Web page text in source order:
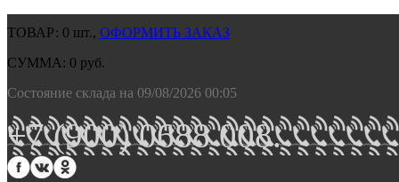
ТОВАР: 0 шт., ОФОРМИТЬ ЗАКАЗ
СУММА: 0 руб.
Состояние склада на 09/08/2026 00:05
+7 (900) 0688 008.